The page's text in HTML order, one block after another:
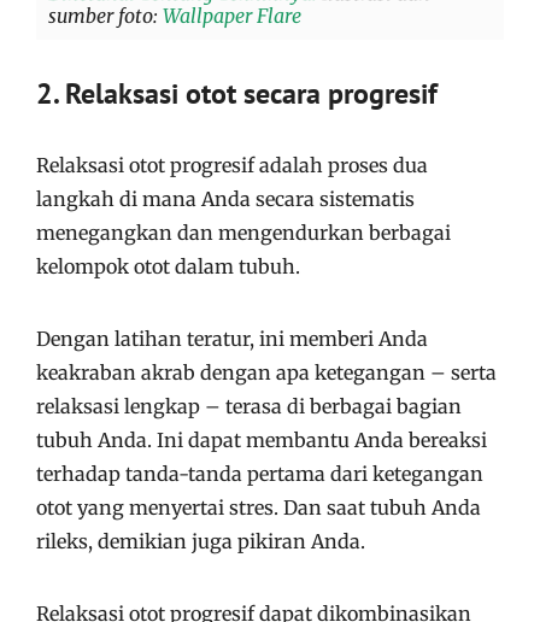
sumber foto: Wallpaper Flare
2. Relaksasi otot secara progresif
Relaksasi otot progresif adalah proses dua
langkah di mana Anda secara sistematis
menegangkan dan mengendurkan berbagai
kelompok otot dalam tubuh.
Dengan latihan teratur, ini memberi Anda
keakraban akrab dengan apa ketegangan – serta
relaksasi lengkap – terasa di berbagai bagian
tubuh Anda. Ini dapat membantu Anda bereaksi
terhadap tanda-tanda pertama dari ketegangan
otot yang menyertai stres. Dan saat tubuh Anda
rileks, demikian juga pikiran Anda.
Relaksasi otot progresif dapat dikombinasikan